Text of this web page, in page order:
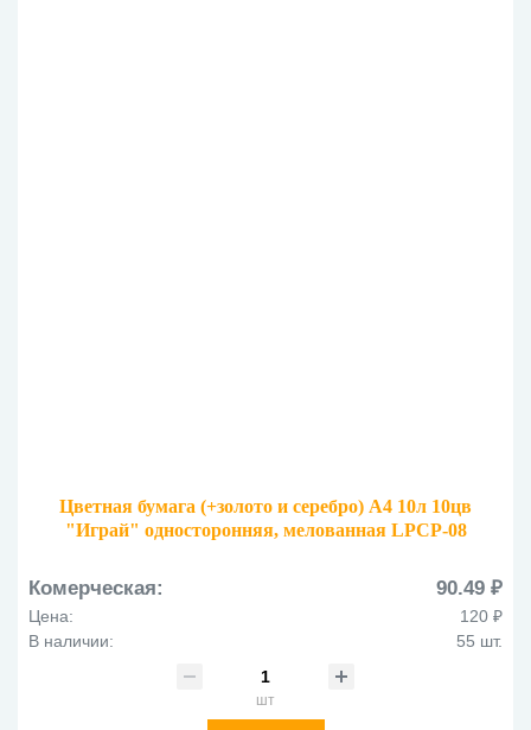
Цветная бумага (+золото и серебро) А4 10л 10цв
"Играй" односторонняя, мелованная LPCP-08
Комерческая: 90.49 ₽
Цена:
120 ₽
В наличии:
55 шт.
шт